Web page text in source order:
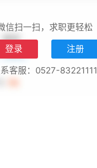
信扫一扫，求职更轻松
登录 注册
客服：0527-83221111